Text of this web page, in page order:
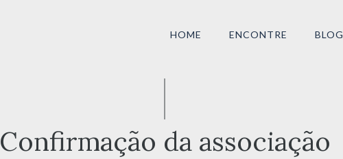
HOME ENCONTRE BLOG
Confirmação da associação